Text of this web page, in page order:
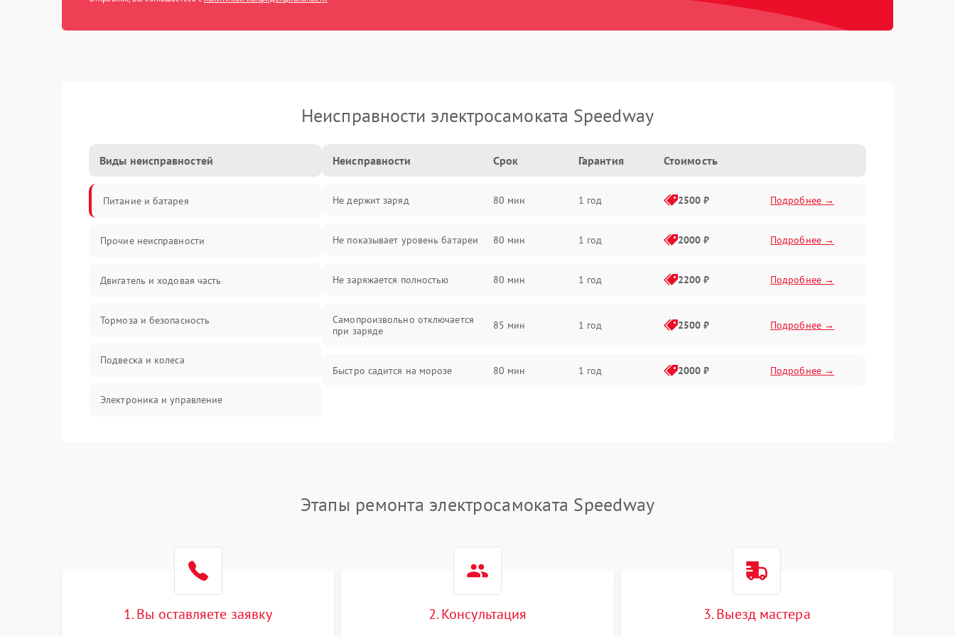
Неисправности электросамоката Speedway
Виды неисправностей
Питание и батарея
Прочие неисправности
Двигатель и ходовая часть
Тормоза и безопасность
Подвеска и колеса
Электроника и управление
Механические повреждения
Неисправности Срок Гарантия Стоимость
Не держит заряд 80 мин 1 год 2500 ₽ Подробнее →
Не показывает уровень батареи 80 мин 1 год 2000 ₽ Подробнее →
Не заряжается полностью 80 мин 1 год 2200 ₽ Подробнее →
Самопроизвольно отключается
при заряде
85 мин 1 год 2500 ₽ Подробнее →
Быстро садится на морозе 80 мин 1 год 2000 ₽ Подробнее →
Этапы ремонта электросамоката Speedway
1. Вы оставляете заявку 2. Консультация 3. Выезд мастера